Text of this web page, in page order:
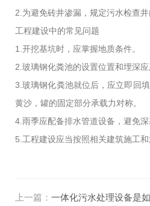
2.为避免砖井渗漏，规定污水检查
工程建设中的常见问题
1.开挖基坑时，应掌握地质条件。
2.玻璃钢化粪池的设置位置和埋深
3.玻璃钢化粪池就位后，应立即回
黄沙，罐的固定部分承载力对称。
4.雨季应配备排水管道设备，避免
5.工程建设应当按照相关建筑施工
上一篇： 一体化污水处理设备是